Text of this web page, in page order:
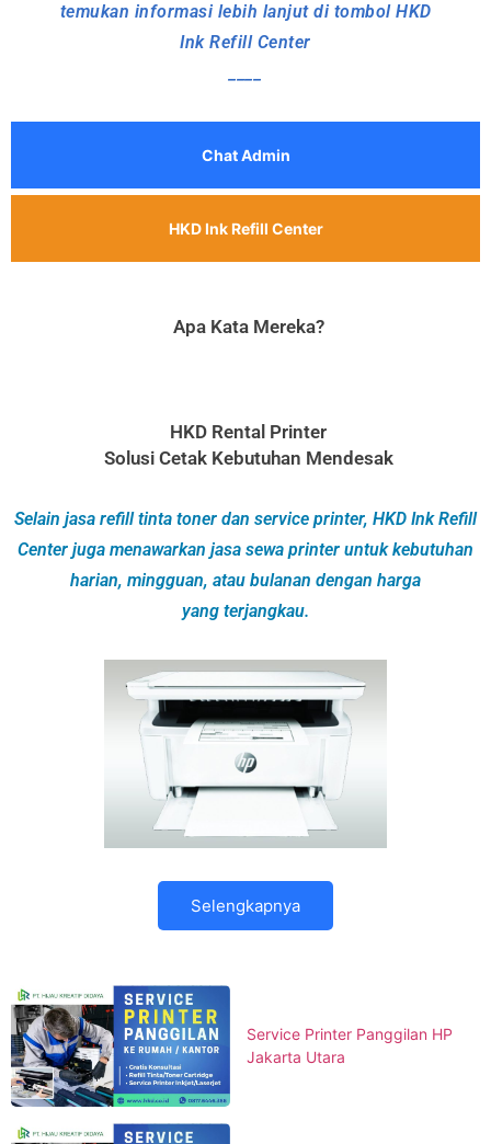
temukan informasi lebih lanjut di tombol HKD
Ink Refill Center
Chat Admin
HKD Ink Refill Center
Apa Kata Mereka?
HKD Rental Printer
Solusi Cetak Kebutuhan Mendesak
Selain jasa refill tinta toner dan service printer, HKD Ink Refill
Center juga menawarkan jasa sewa printer untuk kebutuhan
harian, mingguan, atau bulanan dengan harga
yang terjangkau.
Selengkapnya
Service Printer Panggilan HP
Jakarta Utara